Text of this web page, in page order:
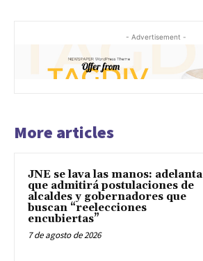
- Advertisement -
More articles
JNE se lava las manos: adelanta
que admitirá postulaciones de
alcaldes y gobernadores que
buscan “reelecciones
encubiertas”
7 de agosto de 2026